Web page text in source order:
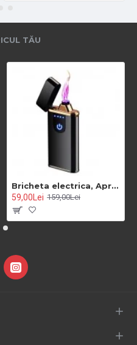
TĂU
Bricheta electrica, Aprindere cu touch, DUBLU ARC se-002b
59,00Lei 159,00Lei